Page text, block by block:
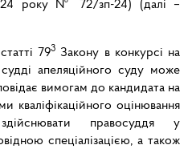
року № 72/зп-24) (далі –
793 Закону в конкурсі на
апеляційного суду може
вимогам до кандидата на
кваліфікаційного оцінювання
правосуддя у
спеціалізацією, а також